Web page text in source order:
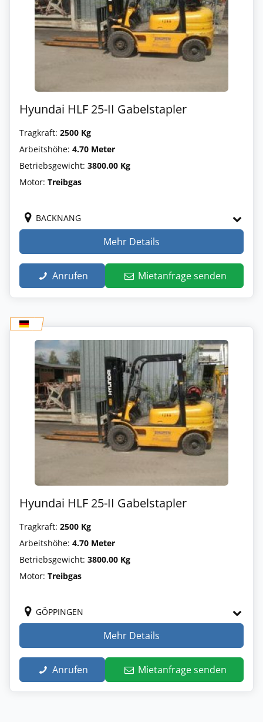
Hyundai HLF 25-II Gabelstapler
Tragkraft: 2500 Kg
Arbeitshöhe: 4.70 Meter
Betriebsgewicht: 3800.00 Kg
Motor: Treibgas
BACKNANG
Mehr Details
Anrufen Mietanfrage senden
Hyundai HLF 25-II Gabelstapler
Tragkraft: 2500 Kg
Arbeitshöhe: 4.70 Meter
Betriebsgewicht: 3800.00 Kg
Motor: Treibgas
GÖPPINGEN
Mehr Details
Anrufen Mietanfrage senden